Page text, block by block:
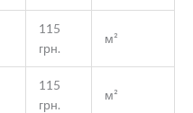
115
грн.
м²
115
грн.
м²